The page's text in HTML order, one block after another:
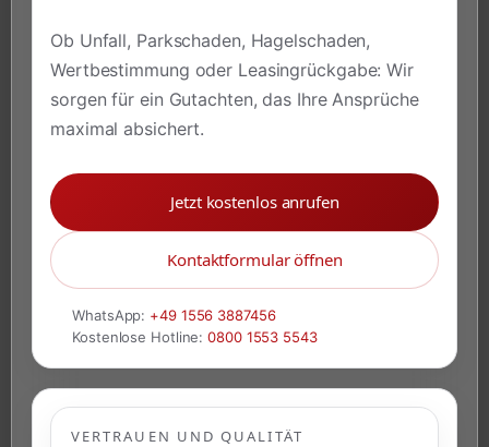
Ob Unfall, Parkschaden, Hagelschaden,
Wertbestimmung oder Leasingrückgabe: Wir
sorgen für ein Gutachten, das Ihre Ansprüche
maximal absichert.
Jetzt kostenlos anrufen
Kontaktformular öffnen
WhatsApp: +49 1556 3887456
Kostenlose Hotline:0800 1553 5543
VERTRAUEN UND QUALITÄT